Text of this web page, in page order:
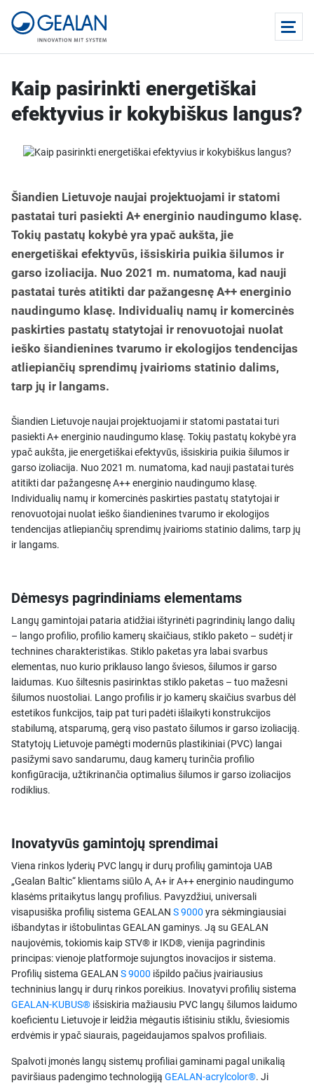
Kaip pasirinkti energetiškai
efektyvius ir kokybiškus langus?
Šiandien Lietuvoje naujai projektuojami ir statomi
pastatai turi pasiekti A+ energinio naudingumo klasę.
Tokių pastatų kokybė yra ypač aukšta, jie
energetiškai efektyvūs, išsiskiria puikia šilumos ir
garso izoliacija. Nuo 2021 m. numatoma, kad nauji
pastatai turės atitikti dar pažangesnę A++ energinio
naudingumo klasę. Individualių namų ir komercinės
paskirties pastatų statytojai ir renovuotojai nuolat
ieško šiandienines tvarumo ir ekologijos tendencijas
atliepiančių sprendimų įvairioms statinio dalims,
tarp jų ir langams.
Šiandien Lietuvoje naujai projektuojami ir statomi pastatai turi
pasiekti A+ energinio naudingumo klasę. Tokių pastatų kokybė yra
ypač aukšta, jie energetiškai efektyvūs, išsiskiria puikia šilumos ir
garso izoliacija. Nuo 2021 m. numatoma, kad nauji pastatai turės
atitikti dar pažangesnę A++ energinio naudingumo klasę.
Individualių namų ir komercinės paskirties pastatų statytojai ir
renovuotojai nuolat ieško šiandienines tvarumo ir ekologijos
tendencijas atliepiančių sprendimų įvairioms statinio dalims, tarp jų
ir langams.
Dėmesys pagrindiniams elementams
Langų gamintojai pataria atidžiai ištyrinėti pagrindinių lango dalių
– lango profilio, profilio kamerų skaičiaus, stiklo paketo – sudėtį ir
technines charakteristikas. Stiklo paketas yra labai svarbus
elementas, nuo kurio priklauso lango šviesos, šilumos ir garso
laidumas. Kuo šiltesnis pasirinktas stiklo paketas – tuo mažesni
šilumos nuostoliai. Lango profilis ir jo kamerų skaičius svarbus dėl
estetikos funkcijos, taip pat turi padėti išlaikyti konstrukcijos
stabilumą, atsparumą, gerą viso pastato šilumos ir garso izoliaciją.
Statytojų Lietuvoje pamėgti modernūs plastikiniai (PVC) langai
pasižymi savo sandarumu, daug kamerų turinčia profilio
konfigūracija, užtikrinančia optimalius šilumos ir garso izoliacijos
rodiklius.
Inovatyvūs gamintojų sprendimai
Viena rinkos lyderių PVC langų ir durų profilių gamintoja UAB
„Gealan Baltic“ klientams siūlo A, A+ ir A++ energinio naudingumo
klasėms pritaikytus langų profilius. Pavyzdžiui, universali
visapusiška profilių sistema GEALAN S 9000 yra sėkmingiausiai
išbandytas ir ištobulintas GEALAN gaminys. Ją su GEALAN
naujovėmis, tokiomis kaip STV® ir IKD®, vienija pagrindinis
principas: vienoje platformoje sujungtos inovacijos ir sistema.
Profilių sistema GEALAN S 9000 išpildo pačius įvairiausius
techninius langų ir durų rinkos poreikius. Inovatyvi profilių sistema
GEALAN-KUBUS® išsiskiria mažiausiu PVC langų šilumos laidumo
koeficientu Lietuvoje ir leidžia mėgautis ištisiniu stiklu, šviesiomis
erdvėmis ir ypač siaurais, pageidaujamos spalvos profiliais.
Spalvoti įmonės langų sistemų profiliai gaminami pagal unikalią
paviršiaus padengimo technologiją GEALAN-acrylcolor®. Ji